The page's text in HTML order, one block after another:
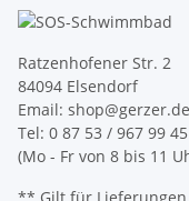
Ratzenhofener Str. 2
84094 Elsendorf
Email: shop@gerzer.de
Tel: 0 87 53 / 967 99 45
(Mo - Fr von 8 bis 11
** Gilt für